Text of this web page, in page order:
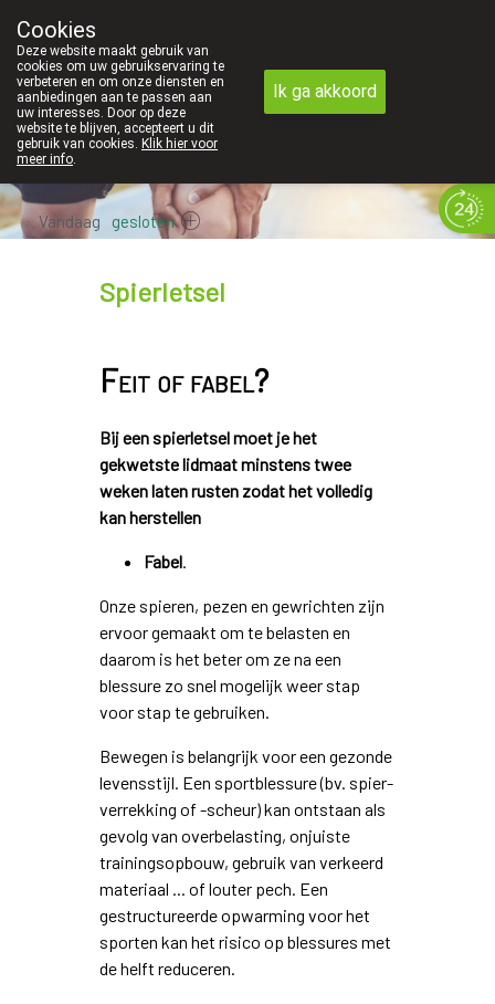
011/34 04 04
Vandaag gesloten
Spierletsel
Feit of fabel?
Bij een spierletsel moet je het
gekwetste lidmaat minstens twee
weken laten rusten zodat het volledig
kan herstellen
Fabel.
Onze spieren, pezen en gewrichten zijn
ervoor gemaakt om te belasten en
daarom is het beter om ze na een
blessure zo snel mogelijk weer stap
voor stap te gebruiken.
Bewegen is belangrijk voor een gezonde
levensstijl. Een sportblessure (bv. spier-
verrekking of -scheur) kan ontstaan als
gevolg van overbelasting, onjuiste
trainingsopbouw, gebruik van verkeerd
materiaal ... of louter pech. Een
gestructureerde opwarming voor het
sporten kan het risico op blessures met
de helft reduceren.
Cookies
Deze website maakt gebruik van
cookies om uw gebruikservaring te
verbeteren en om onze diensten en
aanbiedingen aan te passen aan
uw interesses. Door op deze
website te blijven, accepteert u dit
gebruik van cookies. Klik hier voor
meer info.
Ik ga akkoord